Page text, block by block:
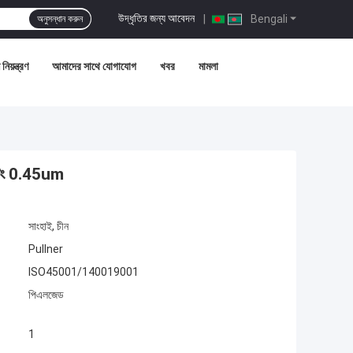
Bengali
উদ্ধৃতির জন্য আবেদন |
অনুসন্ধান করুন
আমাদের সাথে যোগাযোগ খবর মামলা
0.45um
সাংহাই, চীন
Pullner
ISO45001/140019001
পিএলজেড
1